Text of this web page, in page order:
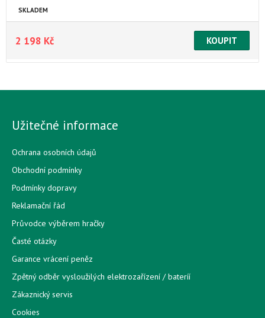
SKLADEM
2 198 Kč
Užitečné informace
Ochrana osobních údajů
Obchodní podmínky
Podmínky dopravy
Reklamační řád
Průvodce výběrem hračky
Časté otázky
Garance vrácení peněz
Zpětný odběr vysloužilých elektrozařízení / bateríí
Zákaznický servis
Cookies